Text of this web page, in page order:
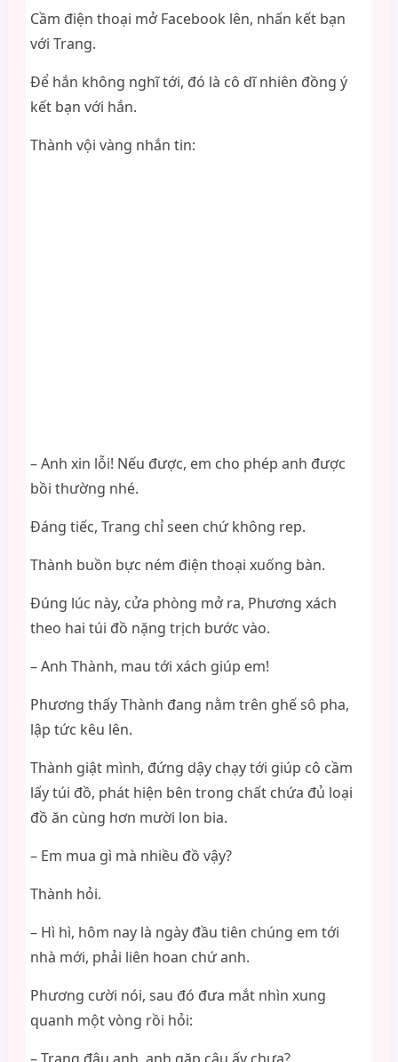
Cầm điện thoại mở Facebook lên, nhấn kết bạn
với Trang.
Để hắn không nghĩ tới, đó là cô dĩ nhiên đồng ý
kết bạn với hắn.
Thành vội vàng nhắn tin:
– Anh xin lỗi! Nếu được, em cho phép anh được
bồi thường nhé.
Đáng tiếc, Trang chỉ seen chứ không rep.
Thành buồn bực ném điện thoại xuống bàn.
Đúng lúc này, cửa phòng mở ra, Phương xách
theo hai túi đồ nặng trịch bước vào.
– Anh Thành, mau tới xách giúp em!
Phương thấy Thành đang nằm trên ghế sô pha,
lập tức kêu lên.
Thành giật mình, đứng dậy chạy tới giúp cô cầm
lấy túi đồ, phát hiện bên trong chất chứa đủ loại
đồ ăn cùng hơn mười lon bia.
– Em mua gì mà nhiều đồ vậy?
Thành hỏi.
– Hì hì, hôm nay là ngày đầu tiên chúng em tới
nhà mới, phải liên hoan chứ anh.
Phương cười nói, sau đó đưa mắt nhìn xung
quanh một vòng rồi hỏi: